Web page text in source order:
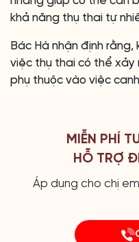
khả năng thụ thai tự
Bác Hà nhận định
việc thụ thai có thể xảy
phụ thuộc vào việc
MIỄN PHÍ
HỖ TRỢ
Áp dụng cho chị